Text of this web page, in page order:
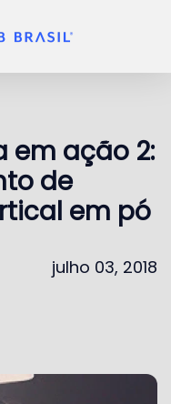
em ação 2:
de
em pó
julho 03, 2018